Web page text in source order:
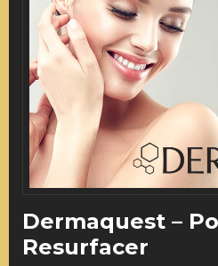
Dermaquest –
Resurfacer